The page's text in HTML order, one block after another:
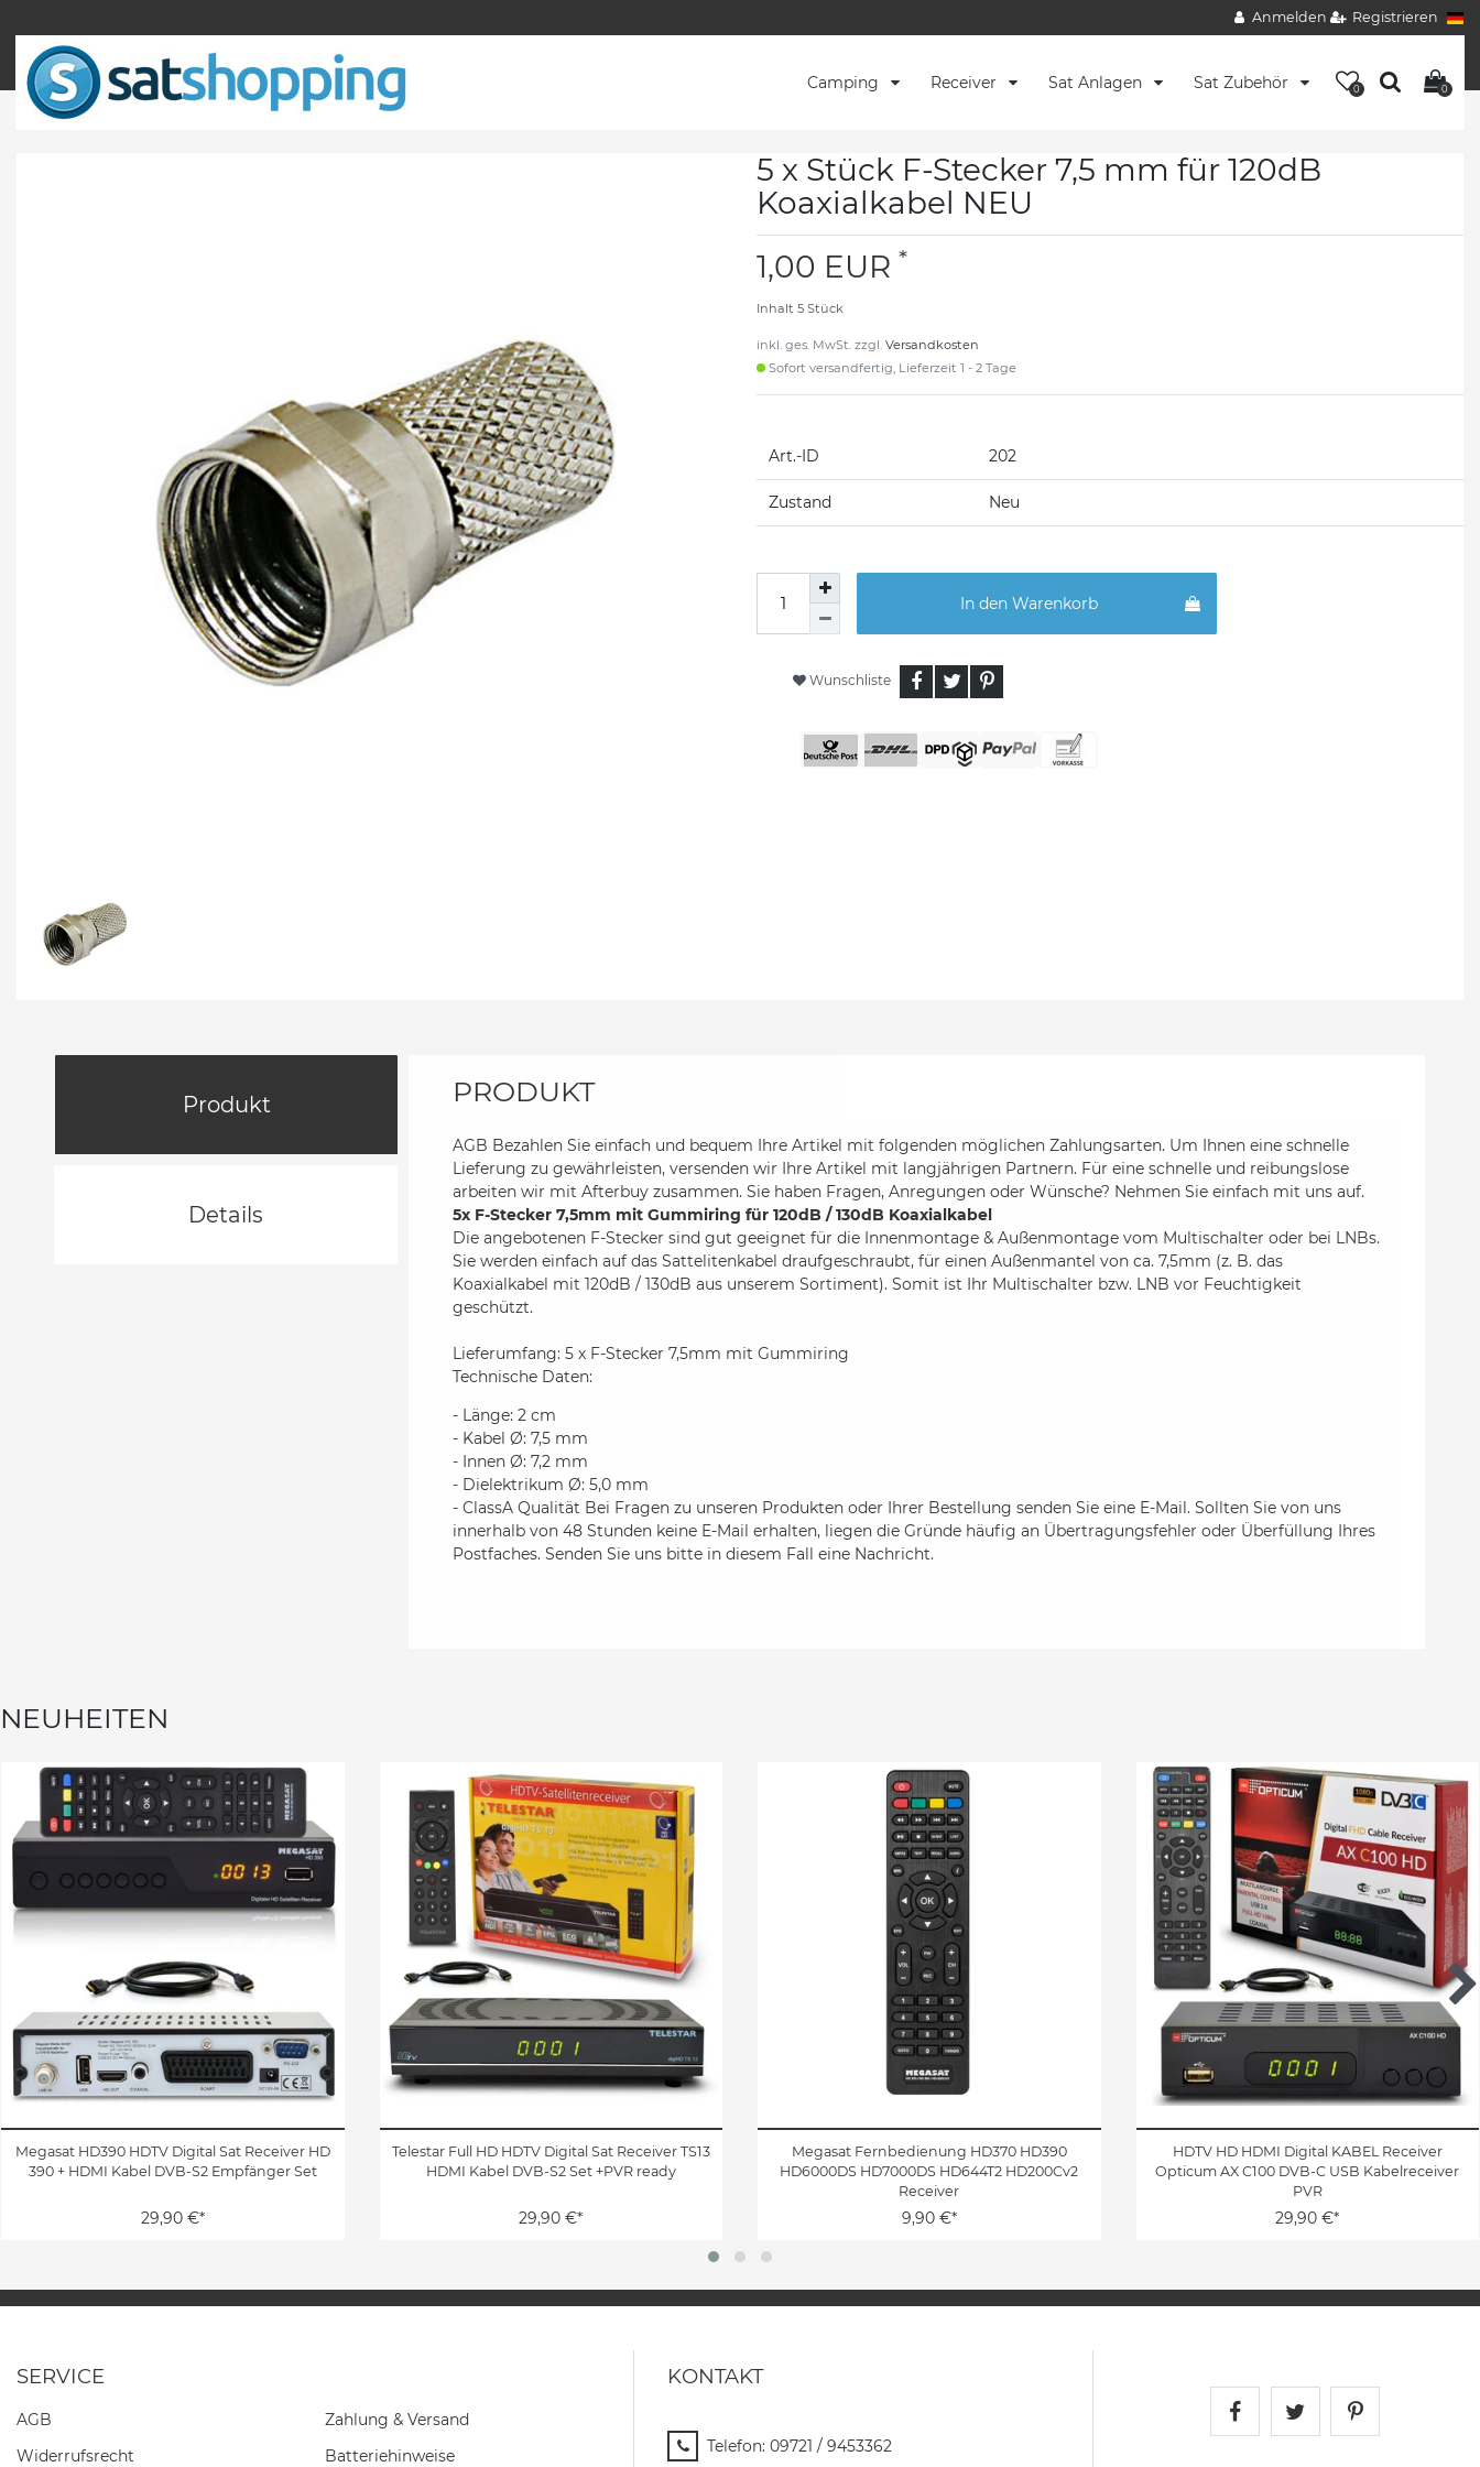
Anmelden Registrieren
Camping Receiver Sat Anlagen Sat Zubehör 0 0
5 x Stück F-Stecker 7,5 mm für 120dB
Koaxialkabel NEU
1,00 EUR *
Inhalt 5 Stück
inkl. ges. MwSt. zzgl. Versandkosten
Sofort versandfertig, Lieferzeit 1 - 2 Tage
Art.-ID 202
Zustand Neu
In den Warenkorb
Wunschliste
Produkt
Details
PRODUKT
AGB Bezahlen Sie einfach und bequem Ihre Artikel mit folgenden möglichen Zahlungsarten. Um Ihnen eine schnelle
Lieferung zu gewährleisten, versenden wir Ihre Artikel mit langjährigen Partnern. Für eine schnelle und reibungslose
arbeiten wir mit Afterbuy zusammen. Sie haben Fragen, Anregungen oder Wünsche? Nehmen Sie einfach mit uns auf.
5x F-Stecker 7,5mm mit Gummiring für 120dB / 130dB Koaxialkabel
Die angebotenen F-Stecker sind gut geeignet für die Innenmontage & Außenmontage vom Multischalter oder bei LNBs.
Sie werden einfach auf das Sattelitenkabel draufgeschraubt, für einen Außenmantel von ca. 7,5mm (z. B. das
Koaxialkabel mit 120dB / 130dB aus unserem Sortiment). Somit ist Ihr Multischalter bzw. LNB vor Feuchtigkeit
geschützt.
Lieferumfang: 5 x F-Stecker 7,5mm mit Gummiring
Technische Daten:
- Länge: 2 cm
- Kabel Ø: 7,5 mm
- Innen Ø: 7,2 mm
- Dielektrikum Ø: 5,0 mm
- ClassA Qualität Bei Fragen zu unseren Produkten oder Ihrer Bestellung senden Sie eine E-Mail. Sollten Sie von uns
innerhalb von 48 Stunden keine E-Mail erhalten, liegen die Gründe häufig an Übertragungsfehler oder Überfüllung Ihres
Postfaches. Senden Sie uns bitte in diesem Fall eine Nachricht.
NEUHEITEN
Megasat HD390 HDTV Digital Sat Receiver HD
390 + HDMI Kabel DVB-S2 Empfänger Set
29,90 €*
Telestar Full HD HDTV Digital Sat Receiver TS13
HDMI Kabel DVB-S2 Set +PVR ready
29,90 €*
Megasat Fernbedienung HD370 HD390
HD6000DS HD7000DS HD644T2 HD200Cv2
Receiver
9,90 €*
HDTV HD HDMI Digital KABEL Receiver
Opticum AX C100 DVB-C USB Kabelreceiver
PVR
29,90 €*
SERVICE
AGB
Widerrufs­recht
Zahlung & Versand
Batteriehinweise
KONTAKT
Telefon: 09721 / 9453362